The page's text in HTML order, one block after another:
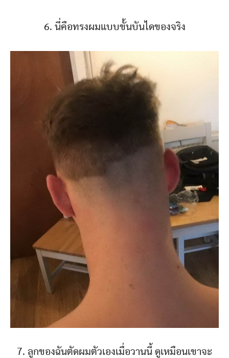
6. นี่คือทรงผมแบบขั้นบันไดของจริง
7. ลูกของฉันตัดผมตัวเองเมื่อวานนี้ ดูเหมือนเขาจะ